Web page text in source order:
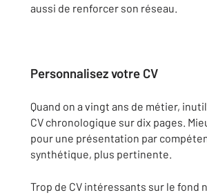
aussi de renforcer son réseau.
Personnalisez votre CV
Quand on a vingt ans de métier,
CV chronologique sur dix pages.
pour une présentation par
synthétique, plus pertinente.
Trop de CV intéressants sur le fond